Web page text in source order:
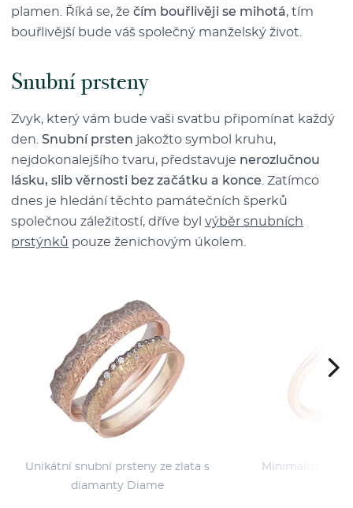
plamen. Říká se, že čím bouřlivěji se mihotá, tím
bouřlivější bude váš společný manželský život.
Snubní prsteny
Zvyk, který vám bude vaši svatbu připomínat každý
den. Snubní prsten jakožto symbol kruhu,
nejdokonalejšího tvaru, představuje nerozlučnou
lásku, slib věrnosti bez začátku a konce . Zatímco
dnes je hledání těchto památečních šperků
společnou záležitostí, dříve byl výběr snubních
prstýnků pouze ženichovým úkolem.
Unikátní snubní prsteny ze zlata s
diamanty Diame
Minimalistický